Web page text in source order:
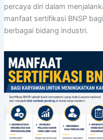
percaya diri dalam
manfaat sertifikasi BNSP
berbagai bidang industri.